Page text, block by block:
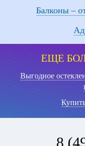
Балконы –
ЕЩЕ
Выгодное
8